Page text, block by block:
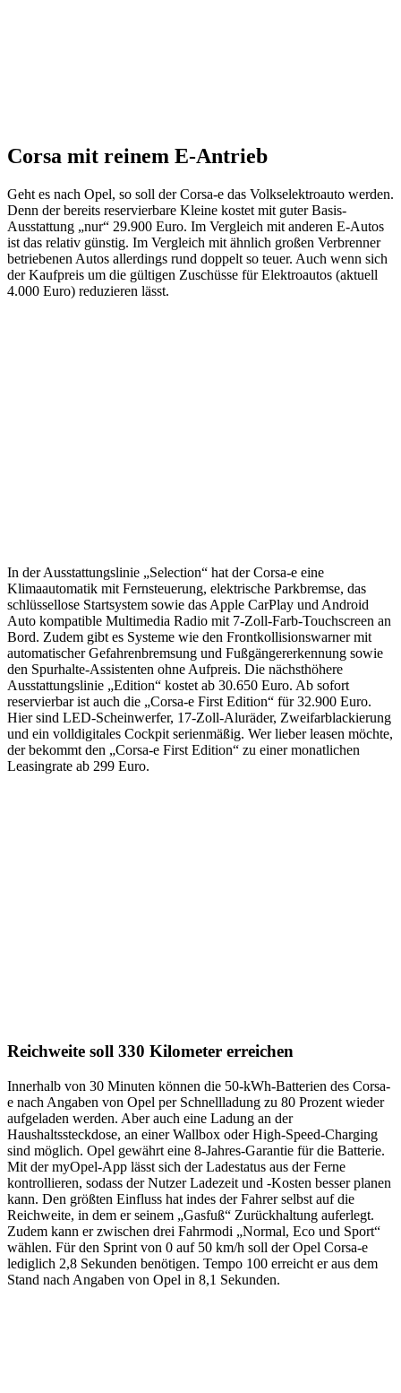
Corsa mit reinem E-Antrieb
Geht es nach Opel, so soll der Corsa‑e das Volkselektroauto werden.
Denn der bereits reservierbare Kleine kostet mit guter Basis-
Ausstattung „nur“ 29.900 Euro. Im Vergleich mit anderen E-Autos
ist das relativ günstig. Im Vergleich mit ähnlich großen Verbrenner
betriebenen Autos allerdings rund doppelt so teuer. Auch wenn sich
der Kaufpreis um die gültigen Zuschüsse für Elektroautos (aktuell
4.000 Euro) reduzieren lässt.
In der Ausstattungslinie „Selection“ hat der Corsa-e eine
Klimaautomatik mit Fernsteuerung, elektrische Parkbremse, das
schlüssellose Startsystem sowie das Apple CarPlay und Android
Auto kompatible Multimedia Radio mit 7‑Zoll-Farb-Touchscreen an
Bord. Zudem gibt es Systeme wie den Frontkollisionswarner mit
automatischer Gefahrenbremsung und Fußgängererkennung sowie
den Spurhalte-Assistenten ohne Aufpreis. Die nächsthöhere
Ausstattungslinie „Edition“ kostet ab 30.650 Euro. Ab sofort
reservierbar ist auch die „Corsa-e First Edition“ für 32.900 Euro.
Hier sind LED-Scheinwerfer, 17-Zoll-Aluräder, Zweifarblackierung
und ein volldigitales Cockpit serienmäßig. Wer lieber leasen möchte,
der bekommt den „Corsa-e First Edition“ zu einer monatlichen
Leasingrate ab 299 Euro.
Reichweite soll 330 Kilometer erreichen
Innerhalb von 30 Minuten können die 50-kWh-Batterien des Corsa-
e nach Angaben von Opel per Schnellladung zu 80 Prozent wieder
aufgeladen werden. Aber auch eine Ladung an der
Haushaltssteckdose, an einer Wallbox oder High-Speed-Charging
sind möglich. Opel gewährt eine 8-Jahres-Garantie für die Batterie.
Mit der myOpel-App lässt sich der Ladestatus aus der Ferne
kontrollieren, sodass der Nutzer Ladezeit und -Kosten besser planen
kann. Den größten Einfluss hat indes der Fahrer selbst auf die
Reichweite, in dem er seinem „Gasfuß“ Zurückhaltung auferlegt.
Zudem kann er zwischen drei Fahrmodi „Normal, Eco und Sport“
wählen. Für den Sprint von 0 auf 50 km/h soll der Opel Corsa-e
lediglich 2,8 Sekunden benötigen. Tempo 100 erreicht er aus dem
Stand nach Angaben von Opel in 8,1 Sekunden.